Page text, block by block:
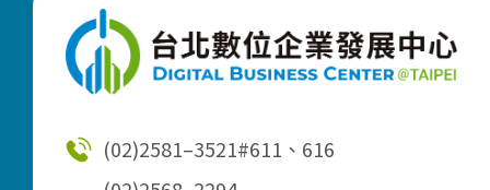
(02)2581–3521#611、616